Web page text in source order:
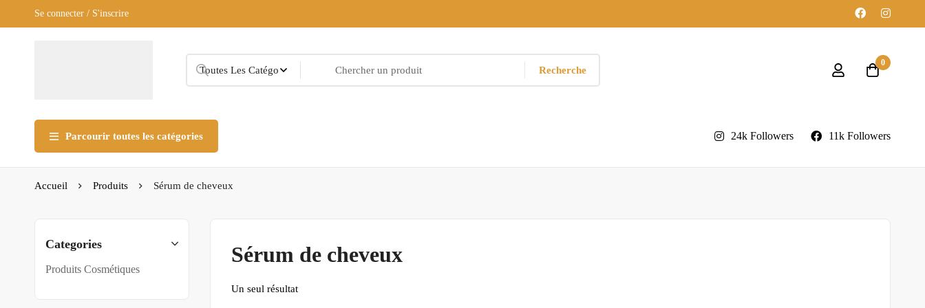
Se connecter / S'inscrire
Recherche
0
Parcourir toutes les catégories 24k Followers 11k Followers
Accueil Produits Sérum de cheveux
Categories
Produits Cosmétiques
Sérum de cheveux
Un seul résultat